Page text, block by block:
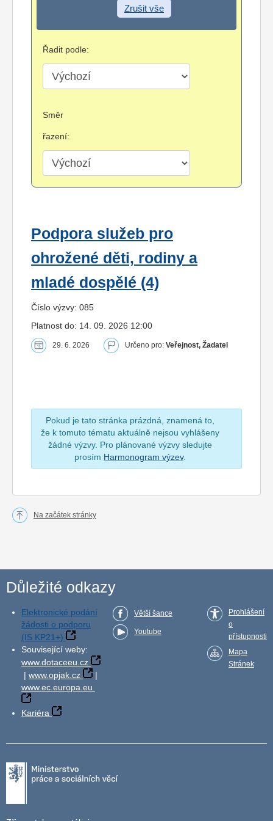
Zrušit vše
Řadit podle:
Směr
řazení:
Podpora služeb pro
ohrožené děti, rodiny a
mladé dospělé (4)
Číslo výzvy: 085
Platnost do: 14. 09. 2026 12:00
29. 6. 2026 Určeno pro: Veřejnost, Žadatel
Pokud je tato stránka prázdná, znamená to,
že k tomuto tématu aktuálně nejsou vyhlášeny
žádné výzvy. Pro plánované výzvy sledujte
prosím Harmonogram výzev.
Na začátek stránky
Důležité odkazy
Elektronické podání
žádosti o podporu
(IS KP21+)
Související weby:
www.dotaceeu.cz
| www.opjak.cz
|
www.ec.europa.eu
Kariéra
Větší šance
Youtube
Prohlášení
o
přístupnosti
Mapa
Stránek